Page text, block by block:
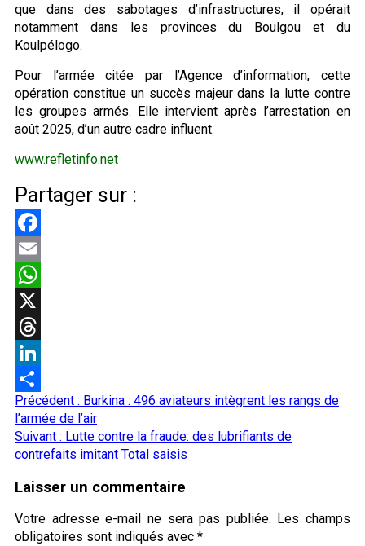
que dans des sabotages d’infrastructures, il opérait
notamment dans les provinces du Boulgou et du
Koulpélogo.
Pour l’armée citée par l’Agence d’information, cette
opération constitue un succès majeur dans la lutte contre
les groupes armés. Elle intervient après l’arrestation en
août 2025, d’un autre cadre influent.
www.refletinfo.net
Partager sur :
Facebook
Email
WhatsApp
X
Threads
LinkedIn
Partager
Navigation
d’article
Précédent : Burkina : 496 aviateurs intègrent les rangs de
l’armée de l’air
Suivant : Lutte contre la fraude: des lubrifiants de
contrefaits imitant Total saisis
Laisser un commentaire
Votre adresse e-mail ne sera pas publiée. Les champs
obligatoires sont indiqués avec *